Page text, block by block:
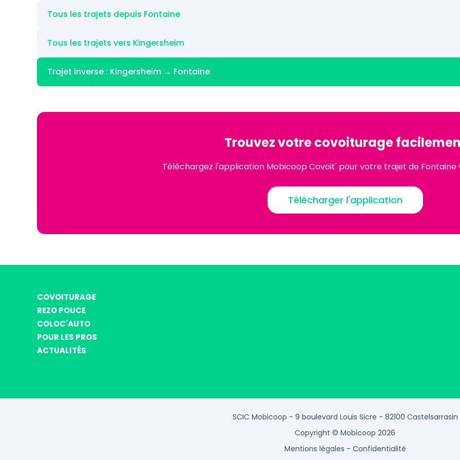
Tous les trajets depuis Fontaine
Tous les trajets vers Kingersheim
Trajet inverse : Kingersheim → Fontaine
Trouvez votre covoiturage
Téléchargez l'application Mobicoop Covoit' pour votre trajet de Fontaine
Télécharger l'application
COVOITURAGE
REZO POUCE
COLOC'AUTO
POUR LES PROS
ACTUALITÉS
SCIC Mobicoop - 9 boulevard Louis Sicre - 82100 Castelsarrasin
Copyright © Mobicoop 2026
Mentions légales - Confidentialité